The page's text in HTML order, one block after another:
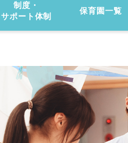
制度・
サポート体制
保育園一覧